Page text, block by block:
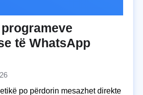
të WhatsApp
po përdorin mesazhet direkte